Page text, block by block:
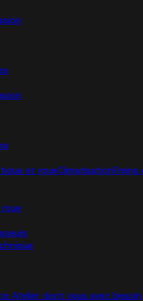
et roueClimatisationFreins
Atelier dont vous avez besoin